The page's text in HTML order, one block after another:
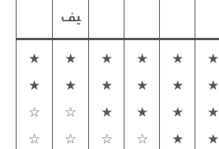
يف
★
★
★
★
★
★
★
★
★
★
★
☆
★
★
★
☆
★
★
☆
☆
★
★
☆
☆